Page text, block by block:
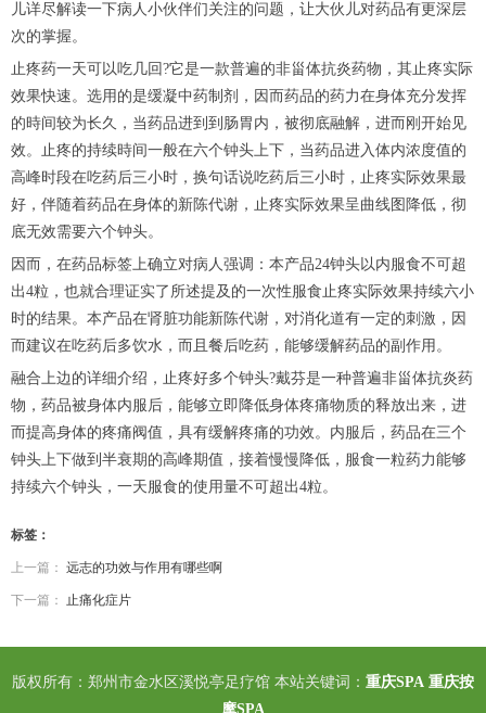
儿详尽解读一下病人小伙伴们关注的问题，让大伙儿对药品有更深层
次的掌握。
止疼药一天可以吃几回?它是一款普遍的非甾体抗炎药物，其止疼实际
效果快速。选用的是缓凝中药制剂，因而药品的药力在身体充分发挥
的時间较为长久，当药品进到到肠胃内，被彻底融解，进而刚开始见
效。止疼的持续時间一般在六个钟头上下，当药品进入体内浓度值的
高峰时段在吃药后三小时，换句话说吃药后三小时，止疼实际效果最
好，伴随着药品在身体的新陈代谢，止疼实际效果呈曲线图降低，彻
底无效需要六个钟头。
因而，在药品标签上确立对病人强调：本产品24钟头以内服食不可超
出4粒，也就合理证实了所述提及的一次性服食止疼实际效果持续六小
时的结果。本产品在肾脏功能新陈代谢，对消化道有一定的刺激，因
而建议在吃药后多饮水，而且餐后吃药，能够缓解药品的副作用。
融合上边的详细介绍，止疼好多个钟头?戴芬是一种普遍非甾体抗炎药
物，药品被身体内服后，能够立即降低身体疼痛物质的释放出来，进
而提高身体的疼痛阀值，具有缓解疼痛的功效。内服后，药品在三个
钟头上下做到半衰期的高峰期值，接着慢慢降低，服食一粒药力能够
持续六个钟头，一天服食的使用量不可超出4粒。
标签：
上一篇： 远志的功效与作用有哪些啊
下一篇： 止痛化症片
版权所有：郑州市金水区溪悦亭足疗馆 本站关键词： 重庆SPA 重庆按
摩SPA